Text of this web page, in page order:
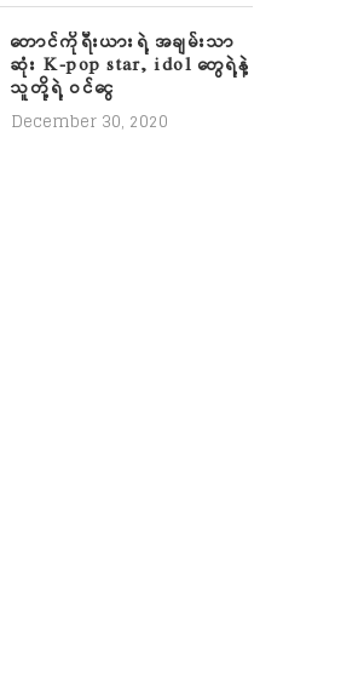
တောင်ကိုရီးယားရဲ့ အချမ်းသာ
ဆုံး K-pop star, idol တွေရဲ့နဲ့
သူတို့ရဲ့ ဝင်ငွေ
December 30, 2020